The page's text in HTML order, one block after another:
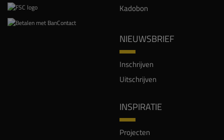
Kadobon
NIEUWSBRIEF
Inschrijven
Uitschrijven
INSPIRATIE
Projecten